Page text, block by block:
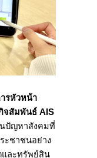
รหัวหน้า
จสัมพันธ์ AIS
นปัญหาสังคมที่
ะชาชนอย่าง
และทรัพย์สิน